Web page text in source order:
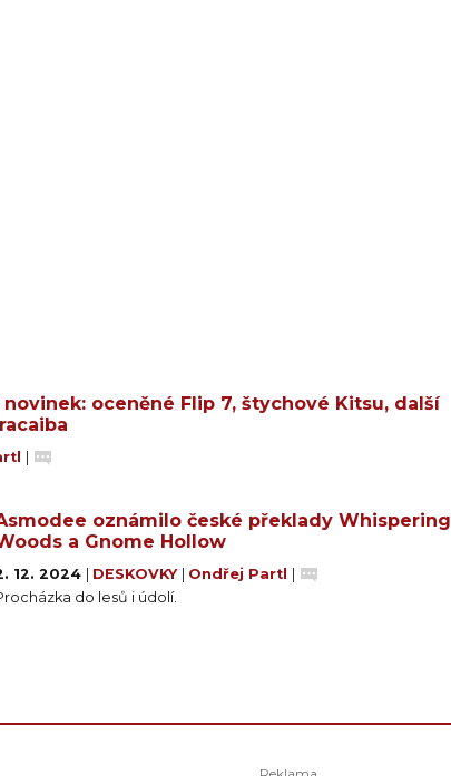
oceněné Flip 7, štychové Kitsu, další
oznámilo české překlady Whispering
a Gnome Hollow
12. 2024 DESKOVKY Ondřej Partl
do lesů i údolí.